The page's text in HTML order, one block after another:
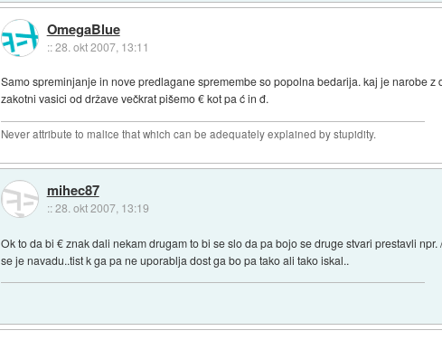
OmegaBlue
::28. okt 2007, 13:11
Samo spreminjanje in nove predlagane spremembe so popolna bedarija. kaj je narobe
zakotni vasici od države večkrat pišemo € kot pa ć in đ.
Never attribute to malice that which can be adequately explained by stupidity.
mihec87
::28. okt 2007, 13:19
Ok to da bi € znak dali nekam drugam to bi se slo da pa bojo se druge stvari prestavli
se je navadu..tist k ga pa ne uporablja dost ga bo pa tako ali tako iskal..